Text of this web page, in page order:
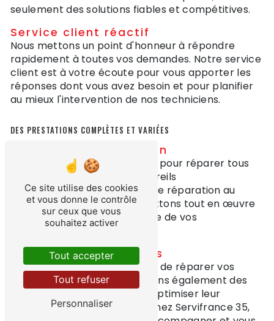
seulement des solutions fiables et compétitives.
Service client réactif
Nous mettons un point d'honneur à répondre
rapidement à toutes vos demandes. Notre service
client est à votre écoute pour vous apporter les
réponses dont vous avez besoin et pour planifier
au mieux l'intervention de nos techniciens.
DES PRESTATIONS COMPLÈTES ET VARIÉES
Réparation et entretien
Nos techniciens sont qualifiés pour réparer tous
types de panne sur vos appareils
électroménagers. De la simple réparation au
diagnostic complet, nous mettons tout en œuvre
pour prolonger la durée de vie de vos
équipements.
Conseils personnalisés
Nous ne nous contentons pas de réparer vos
appareils, nous vous prodiguons également des
conseils personnalisés pour optimiser leur
utilisation et leur entretien. Chez Servifrance 35,
Ce site utilise des cookies
et vous donne le contrôle
sur ceux que vous
souhaitez activer
Tout accepter
Tout refuser
Personnaliser